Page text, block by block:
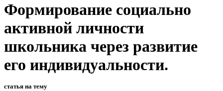
Формирование социально
активной личности
школьника через развитие
его индивидуальности.
статья на тему